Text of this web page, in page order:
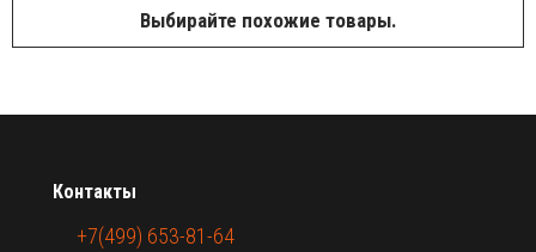
Выбирайте похожие товары.
Контакты
+7(499) 653-81-64